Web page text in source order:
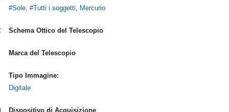
#Sole, #Tutti i soggetti, Mercurio
Schema Ottico del Telescopio
Marca del Telescopio
Tipo Immagine:
Digitale
Dispositivo di Acquisizione